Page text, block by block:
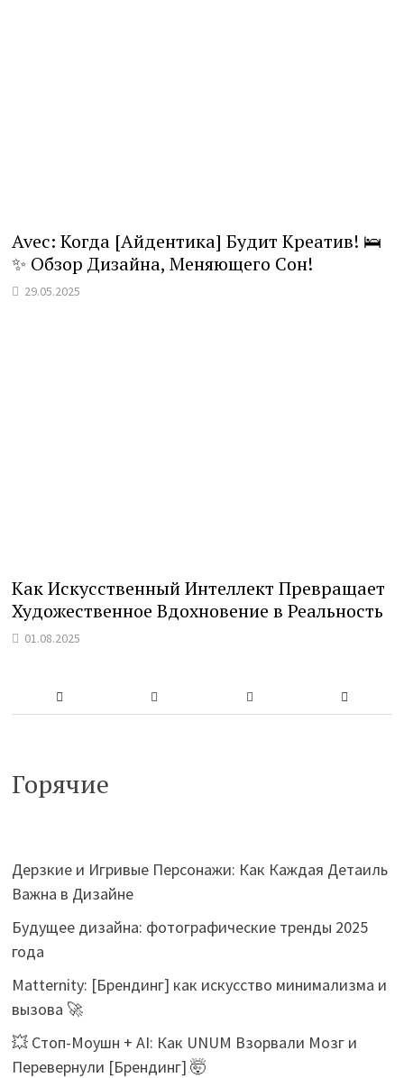
Avec: Когда [Айдентика] Будит Креатив! 🛌
✨ Обзор Дизайна, Меняющего Сон!
29.05.2025
Как Искусственный Интеллект Превращает
Художественное Вдохновение в Реальность
01.08.2025
Горячие
Дерзкие и Игривые Персонажи: Как Каждая Детаиль
Важна в Дизайне
Будущее дизайна: фотографические тренды 2025
года
Matternity: [Брендинг] как искусство минимализма и
вызова 🚀
💥 Стоп-Моушн + AI: Как UNUM Взорвали Мозг и
Перевернули [Брендинг] 🤯